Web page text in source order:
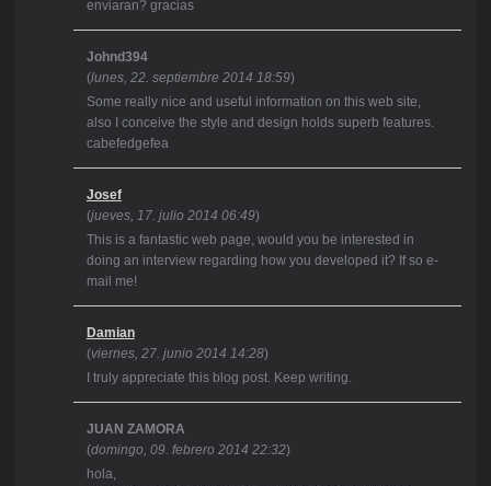
enviaran? gracias
Johnd394
(lunes, 22. septiembre 2014 18:59)
Some really nice and useful information on this web site,
also I conceive the style and design holds superb features.
cabefedgefea
Josef
(jueves, 17. julio 2014 06:49)
This is a fantastic web page, would you be interested in
doing an interview regarding how you developed it? If so e-
mail me!
Damian
(viernes, 27. junio 2014 14:28)
I truly appreciate this blog post. Keep writing.
JUAN ZAMORA
(domingo, 09. febrero 2014 22:32)
hola,